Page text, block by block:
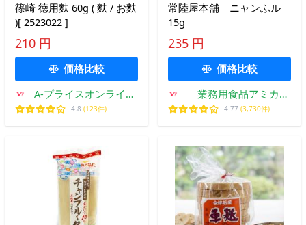
篠崎 徳用麩 60g ( 麩 / お麩
)[ 2523022 ]
210 円
価格比較
A-プライスオンライン
ショップ
4.8 (123件)
常陸屋本舗 ニャンふル
15g
235 円
価格比較
業務用食品アミカ
Yahoo!店
4.77 (3,730件)